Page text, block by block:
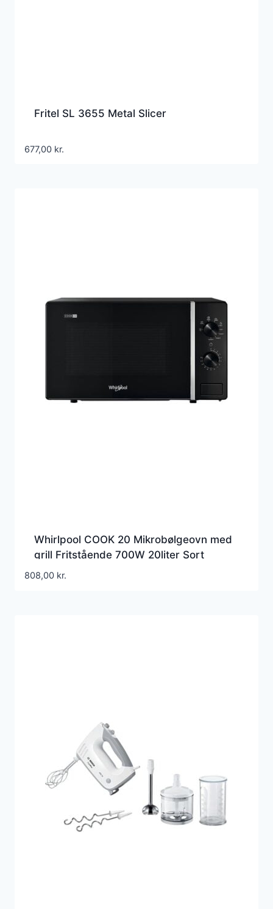
Fritel SL 3655 Metal Slicer
677,00 kr.
Whirlpool COOK 20 Mikrobølgeovn med
grill Fritstående 700W 20liter Sort
808,00 kr.